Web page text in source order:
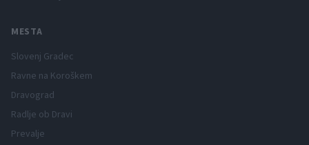
MESTA
Slovenj Gradec
Ravne na Koroškem
Dravograd
Radlje ob Dravi
Prevalje